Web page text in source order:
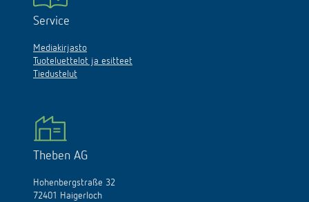
Service
Mediakirjasto
Tuoteluettelot ja esitteet
Tiedustelut
Theben AG
Hohenbergstraße 32
72401 Haigerloch